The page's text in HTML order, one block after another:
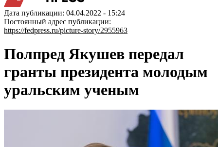
Дата публикации: 04.04.2022 - 15:24
Постоянный адрес публикации:
https://fedpress.ru/picture-story/2955963
Полпред Якушев передал
гранты президента молодым
уральским ученым